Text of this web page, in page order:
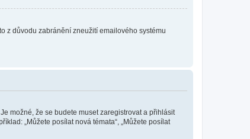
z důvodu zabránění zneužití emailového systému
možné, že se budete muset zaregistrovat a přihlásit
„Můžete posílat nová témata“, „Můžete posílat